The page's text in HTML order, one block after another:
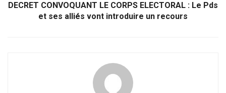
DECRET CONVOQUANT LE CORPS ELECTORAL : Le Pds
et ses alliés vont introduire un recours